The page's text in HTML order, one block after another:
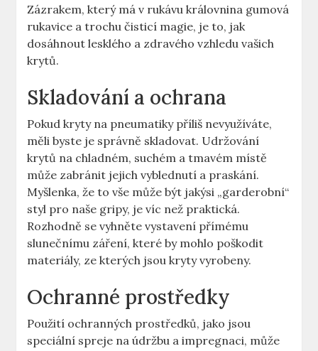
Zázrakem, který má v rukávu královnina gumová
rukavice a trochu čisticí magie, je to, jak
dosáhnout lesklého a zdravého vzhledu vašich
krytů.
Skladování a ochrana
Pokud kryty na pneumatiky příliš nevyužíváte,
měli byste je správně skladovat. Udržování
krytů na chladném, suchém a tmavém místě
může zabránit jejich vyblednutí a praskání.
Myšlenka, že to vše může být jakýsi „garderobní“
styl pro naše gripy, je víc než praktická.
Rozhodně se vyhněte vystavení přímému
slunečnímu záření, které by mohlo poškodit
materiály, ze kterých jsou kryty vyrobeny.
Ochranné prostředky
Použití ochranných prostředků, jako jsou
speciální spreje na údržbu a impregnaci, může